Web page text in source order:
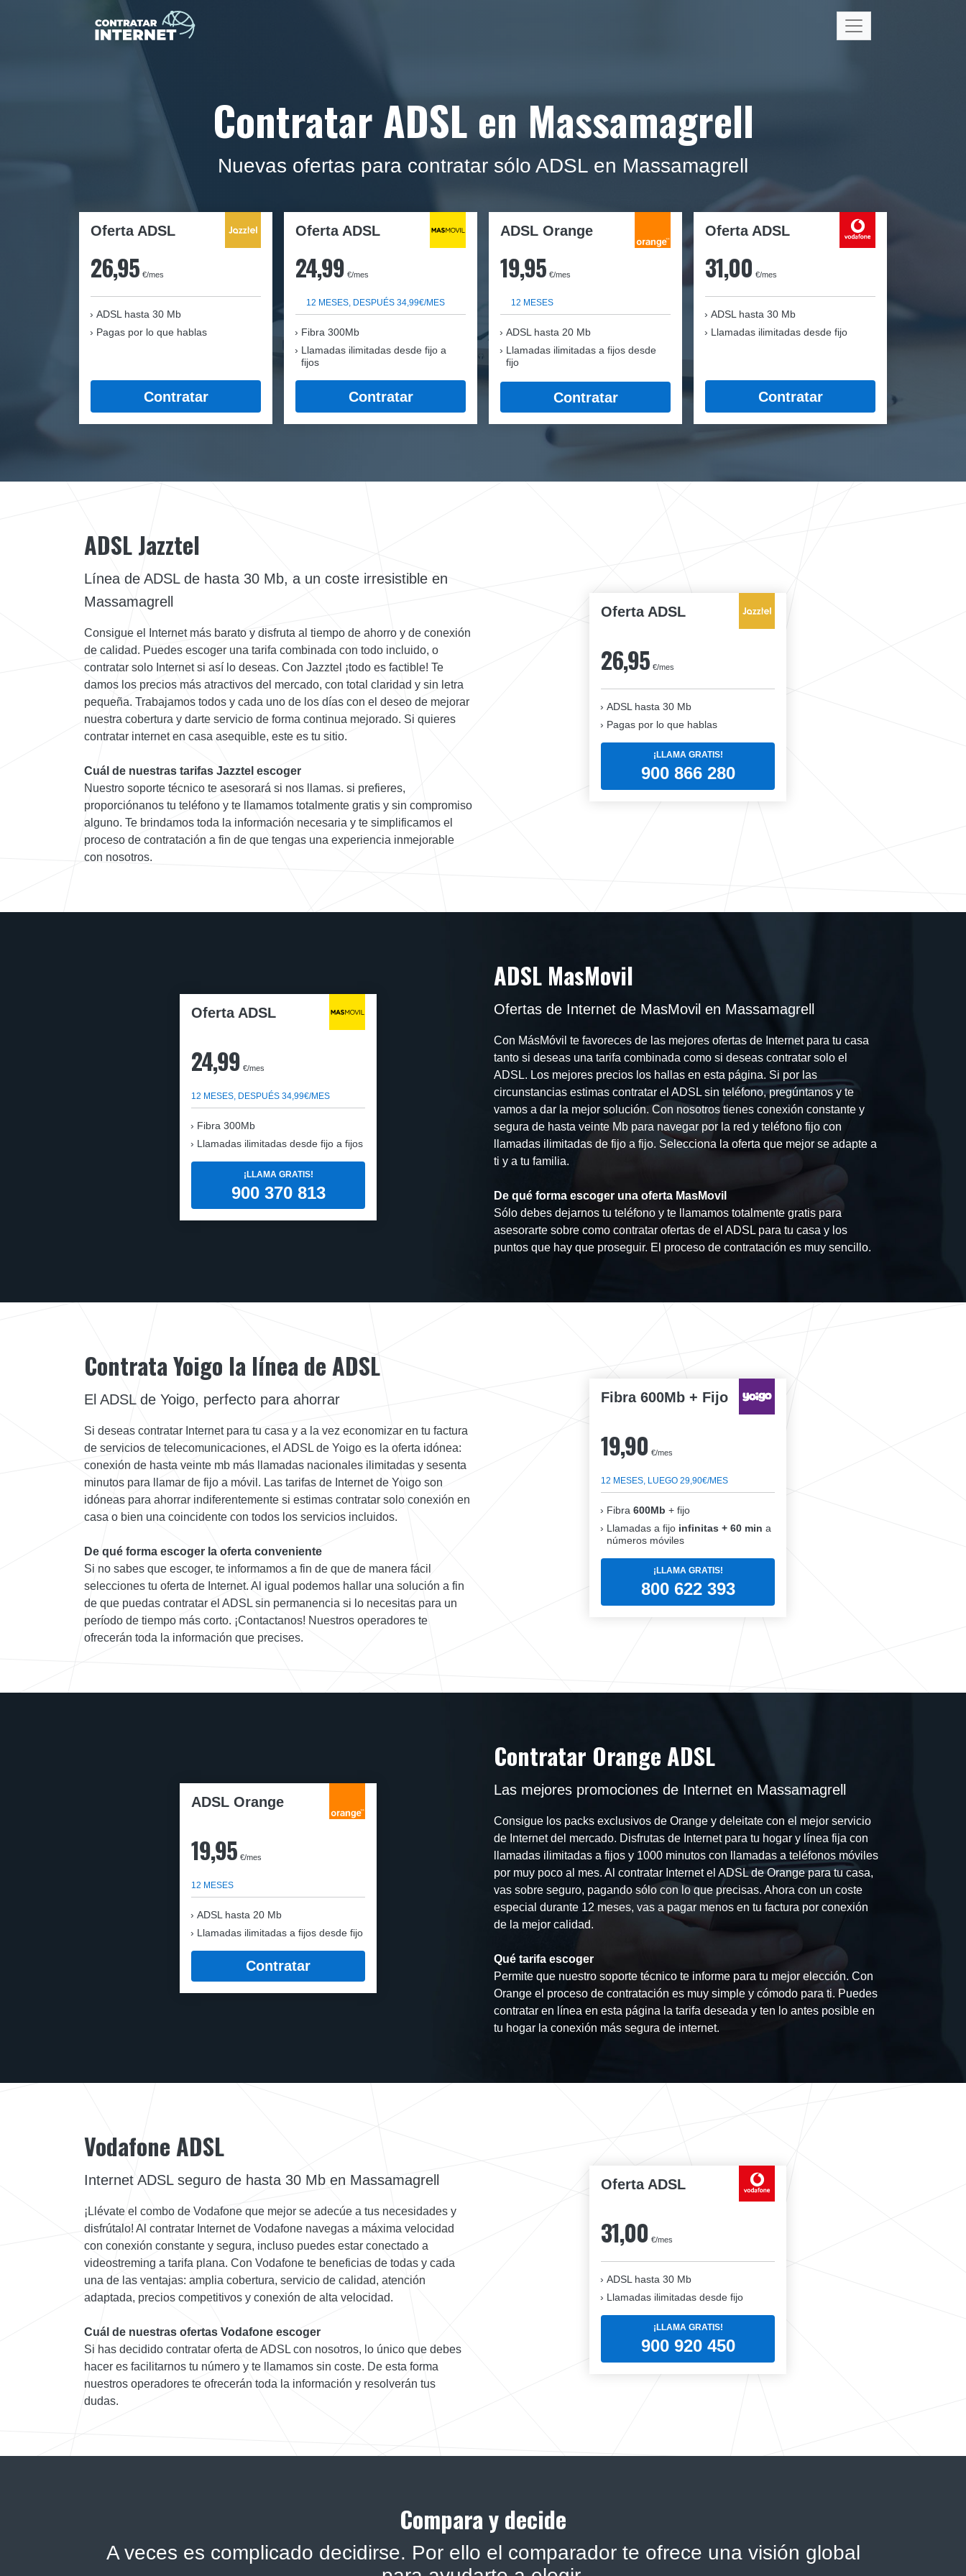
Contratar ADSL en Massamagrell
Nuevas ofertas para contratar sólo ADSL en Massamagrell
Oferta ADSL
26,95 €/mes
ADSL hasta 30 Mb
Pagas por lo que hablas
Contratar
Oferta ADSL
24,99 €/mes
12 MESES, DESPUÉS 34,99€/MES
Fibra 300Mb
Llamadas ilimitadas desde fijo a
fijos
Contratar
ADSL Orange
19,95 €/mes
12 MESES
ADSL hasta 20 Mb
Llamadas ilimitadas a fijos desde
fijo
Contratar
Oferta ADSL
31,00 €/mes
ADSL hasta 30 Mb
Llamadas ilimitadas desde fijo
Contratar
Oferta ADSL
26,95 €/mes
ADSL hasta 30 Mb
Pagas por lo que hablas
¡LLAMA GRATIS!
900 866 280
ADSL Jazztel
Línea de ADSL de hasta 30 Mb, a un coste irresistible en
Massamagrell
Consigue el Internet más barato y disfruta al tiempo de ahorro y de conexión
de calidad. Puedes escoger una tarifa combinada con todo incluido, o
contratar solo Internet si así lo deseas. Con Jazztel ¡todo es factible! Te
damos los precios más atractivos del mercado, con total claridad y sin letra
pequeña. Trabajamos todos y cada uno de los días con el deseo de mejorar
nuestra cobertura y darte servicio de forma continua mejorado. Si quieres
contratar internet en casa asequible, este es tu sitio.
Cuál de nuestras tarifas Jazztel escoger
Nuestro soporte técnico te asesorará si nos llamas. si prefieres,
proporciónanos tu teléfono y te llamamos totalmente gratis y sin compromiso
alguno. Te brindamos toda la información necesaria y te simplificamos el
proceso de contratación a fin de que tengas una experiencia inmejorable
con nosotros.
Oferta ADSL
24,99 €/mes
12 MESES, DESPUÉS 34,99€/MES
Fibra 300Mb
Llamadas ilimitadas desde fijo a fijos
¡LLAMA GRATIS!
900 370 813
ADSL MasMovil
Ofertas de Internet de MasMovil en Massamagrell
Con MásMóvil te favoreces de las mejores ofertas de Internet para tu casa
tanto si deseas una tarifa combinada como si deseas contratar solo el
ADSL. Los mejores precios los hallas en esta página. Si por las
circunstancias estimas contratar el ADSL sin teléfono, pregúntanos y te
vamos a dar la mejor solución. Con nosotros tienes conexión constante y
segura de hasta veinte Mb para navegar por la red y teléfono fijo con
llamadas ilimitadas de fijo a fijo. Selecciona la oferta que mejor se adapte a
ti y a tu familia.
De qué forma escoger una oferta MasMovil
Sólo debes dejarnos tu teléfono y te llamamos totalmente gratis para
asesorarte sobre como contratar ofertas de el ADSL para tu casa y los
puntos que hay que proseguir. El proceso de contratación es muy sencillo.
Fibra 600Mb + Fijo
19,90 €/mes
12 MESES, LUEGO 29,90€/MES
Fibra 600Mb + fijo
Llamadas a fijo infinitas + 60 min a
números móviles
¡LLAMA GRATIS!
800 622 393
Contrata Yoigo la línea de ADSL
El ADSL de Yoigo, perfecto para ahorrar
Si deseas contratar Internet para tu casa y a la vez economizar en tu factura
de servicios de telecomunicaciones, el ADSL de Yoigo es la oferta idónea:
conexión de hasta veinte mb más llamadas nacionales ilimitadas y sesenta
minutos para llamar de fijo a móvil. Las tarifas de Internet de Yoigo son
idóneas para ahorrar indiferentemente si estimas contratar solo conexión en
casa o bien una coincidente con todos los servicios incluidos.
De qué forma escoger la oferta conveniente
Si no sabes que escoger, te informamos a fin de que de manera fácil
selecciones tu oferta de Internet. Al igual podemos hallar una solución a fin
de que puedas contratar el ADSL sin permanencia si lo necesitas para un
período de tiempo más corto. ¡Contactanos! Nuestros operadores te
ofrecerán toda la información que precises.
ADSL Orange
19,95 €/mes
12 MESES
ADSL hasta 20 Mb
Llamadas ilimitadas a fijos desde fijo
Contratar
Contratar Orange ADSL
Las mejores promociones de Internet en Massamagrell
Consigue los packs exclusivos de Orange y deleitate con el mejor servicio
de Internet del mercado. Disfrutas de Internet para tu hogar y línea fija con
llamadas ilimitadas a fijos y 1000 minutos con llamadas a teléfonos móviles
por muy poco al mes. Al contratar Internet el ADSL de Orange para tu casa,
vas sobre seguro, pagando sólo con lo que precisas. Ahora con un coste
especial durante 12 meses, vas a pagar menos en tu factura por conexión
de la mejor calidad.
Qué tarifa escoger
Permite que nuestro soporte técnico te informe para tu mejor elección. Con
Orange el proceso de contratación es muy simple y cómodo para ti. Puedes
contratar en línea en esta página la tarifa deseada y ten lo antes posible en
tu hogar la conexión más segura de internet.
Oferta ADSL
31,00 €/mes
ADSL hasta 30 Mb
Llamadas ilimitadas desde fijo
¡LLAMA GRATIS!
900 920 450
Vodafone ADSL
Internet ADSL seguro de hasta 30 Mb en Massamagrell
¡Llévate el combo de Vodafone que mejor se adecúe a tus necesidades y
disfrútalo! Al contratar Internet de Vodafone navegas a máxima velocidad
con conexión constante y segura, incluso puedes estar conectado a
videostreming a tarifa plana. Con Vodafone te beneficias de todas y cada
una de las ventajas: amplia cobertura, servicio de calidad, atención
adaptada, precios competitivos y conexión de alta velocidad.
Cuál de nuestras ofertas Vodafone escoger
Si has decidido contratar oferta de ADSL con nosotros, lo único que debes
hacer es facilitarnos tu número y te llamamos sin coste. De esta forma
nuestros operadores te ofrecerán toda la información y resolverán tus
dudas.
Compara y decide
A veces es complicado decidirse. Por ello el comparador te ofrece una visión global